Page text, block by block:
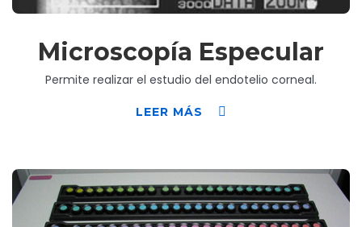
Microscopía Especular
Permite realizar el estudio del endotelio corneal.
LEER MÁS